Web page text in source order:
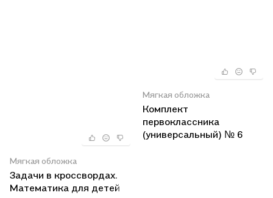
Мягкая обложка
Задачи в кроссвордах.
Математика для детей
Мягкая обложка
Комплект
первоклассника
(универсальный) № 6